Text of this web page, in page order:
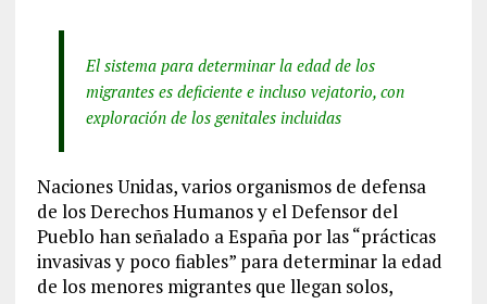
El sistema para determinar la edad de los
migrantes es deficiente e incluso vejatorio, con
exploración de los genitales incluidas
Naciones Unidas, varios organismos de defensa
de los Derechos Humanos y el Defensor del
Pueblo han señalado a España por las “prácticas
invasivas y poco fiables” para determinar la edad
de los menores migrantes que llegan solos,